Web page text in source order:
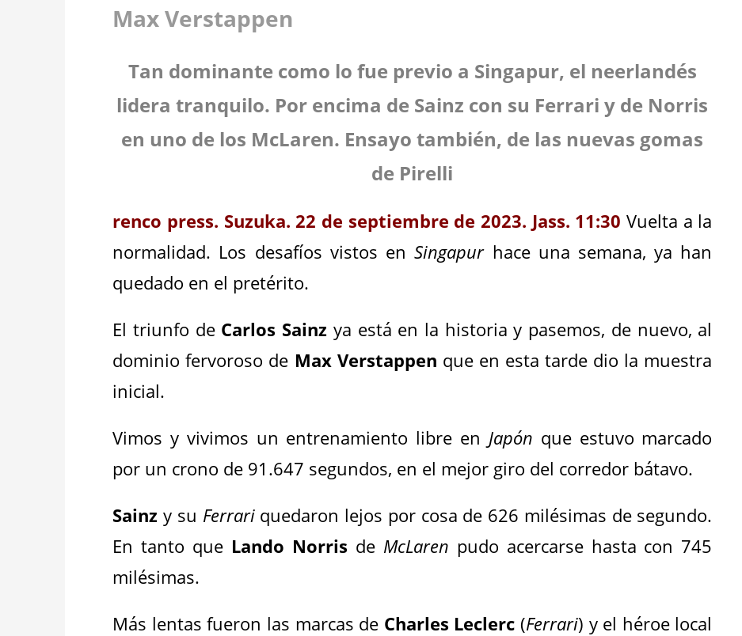
Max Verstappen
Tan dominante como lo fue previo a Singapur, el neerlandés
lidera tranquilo. Por encima de Sainz con su Ferrari y de Norris
en uno de los McLaren. Ensayo también, de las nuevas gomas
de Pirelli
renco press. Suzuka. 22 de septiembre de 2023. Jass. 11:30 Vuelta a la
normalidad. Los desafíos vistos enSingapurhace una semana, ya han
quedado en el pretérito.
El triunfo de Carlos Sainz ya está en la historia y pasemos, de nuevo, al
dominio fervoroso de Max Verstappen que en esta tarde dio la muestra
inicial.
Vimos y vivimos un entrenamiento libre en Japón que estuvo marcado
por un crono de 91.647 segundos, en el mejor giro del corredor bátavo.
Sainz y su Ferrari quedaron lejos por cosa de 626 milésimas de segundo.
En tanto que Lando Norris de McLaren pudo acercarse hasta con 745
milésimas.
Más lentas fueron las marcas de Charles Leclerc (Ferrari) y el héroe local